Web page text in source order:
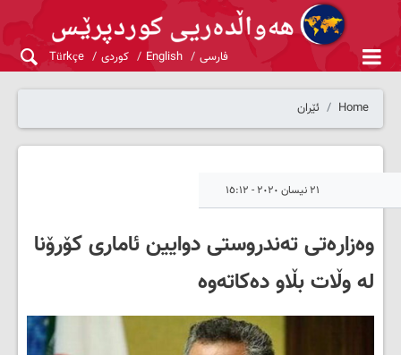
فارسی English کوردی Türkçe
Home ئێران
٢١ نیسان ٢٠٢٠ - ١٥:١٢
وەزارەتی تەندروستی دوایین ئاماری کۆرۆنا
لە وڵات بڵاو دەکاتەوە